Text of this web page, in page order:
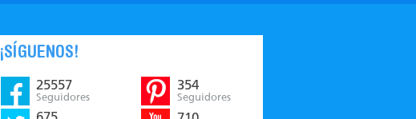
¡SÍGUENOS!
25557
Seguidores
354
Seguidores